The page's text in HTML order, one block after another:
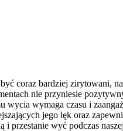
coraz bardziej zirytowani,
nie przyniesie
wymaga czasu i
jego lęk oraz
i przestanie wyć podczas